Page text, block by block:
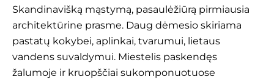
Skandinavišką mąstymą, pasaulėžiūrą pirmiausia
architektūrine prasme. Daug dėmesio skiriama
pastatų kokybei, aplinkai, tvarumui, lietaus
vandens suvaldymui. Miestelis paskendęs
žalumoje ir kruopščiai sukomponuotuose